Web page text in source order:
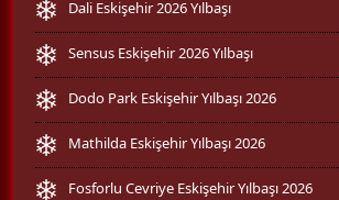
Dali Eskişehir 2026 Yılbaşı
Sensus Eskişehir 2026 Yılbaşı
Dodo Park Eskişehir Yılbaşı 2026
Mathilda Eskişehir Yılbaşı 2026
Fosforlu Cevriye Eskişehir Yılbaşı 2026